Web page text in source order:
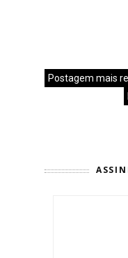
Postagem mais